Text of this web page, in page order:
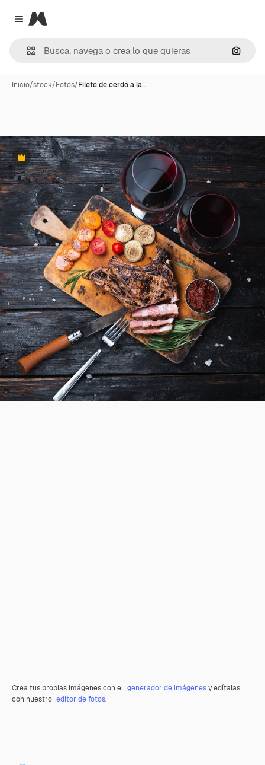
Close menu
Magnific
Inicio/stock/Fotos/Filete de cerdo a la…
Premium
Crea tus propias imágenes con el generador de imágenesy edítalas
con nuestro editor de fotos.